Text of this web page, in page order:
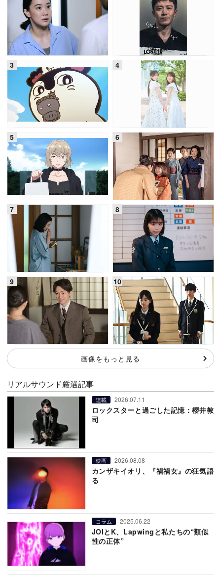
画像をもっと見る
リアルサウンド厳選記事
連載 2026.07.11
ロックスターと過ごした記憶：櫻井敦
司
映画 2026.08.08
カンザキイオリ、『禍禍女』の狂気語
る
コラム 2025.06.22
JOIとK、Lapwingと私たちの“類似
性の正体”